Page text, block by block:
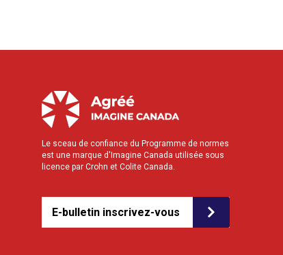
Le sceau de confiance du Programme de normes
est une marque d'Imagine Canada utilisée sous
licence par Crohn et Colite Canada.
E-bulletin inscrivez-vous